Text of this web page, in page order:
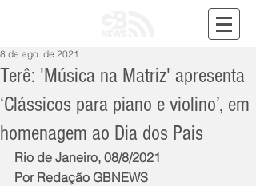
Terê: 'Música na Matriz' apresenta
‘Clássicos para piano e violino’, em
homenagem ao Dia dos Pais
8 de ago. de 2021
Rio de Janeiro, 08/8/2021
Por Redação GBNEWS